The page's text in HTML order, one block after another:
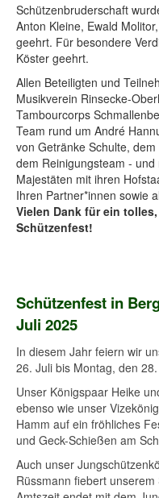
Schützenbruderschaft
Anton Kleine, Ewald
geehrt. Für besondere
Köster geehrt.
Allen Beteiligten und
Musikverein Rinsecke-
Tambourcorps
Team rund um André
von Getränke Schulte,
dem Reinigungsteam -
Majestäten mit ihren
Ihren Partner*innen sowie
Vielen Dank für ein
Schützenfest!
Schützenfest in
Juli 2025
In diesem Jahr feiern wir
26. Juli bis Montag, den
Unser Königspaar Heike
ebenso wie unser
Hamm auf ein fröhliches
und Geck-Schießen am
Auch unser
Rüssmann fiebert